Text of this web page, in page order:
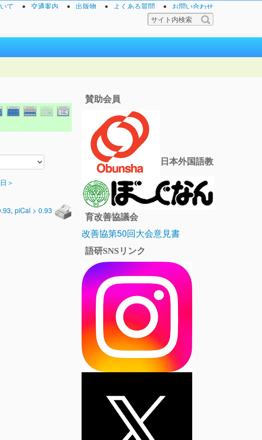
て 交通案内 出版物 よくある質問 お問い合わせ
＞
, piCal > 0.93
賛助会員
日本外国語教
育改善協議会
改善協第50回大会意見書
語研SNSリンク